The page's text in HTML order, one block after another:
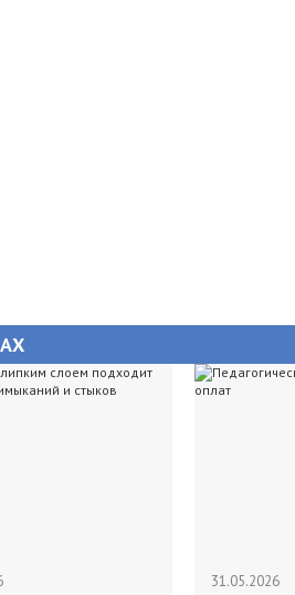
31.05.2026